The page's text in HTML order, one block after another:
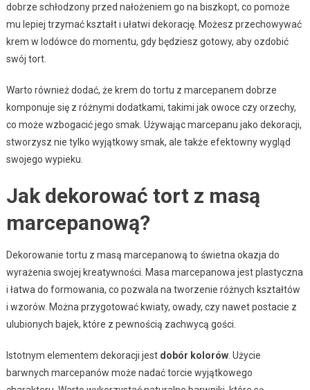
dobrze schłodzony przed nałożeniem go na biszkopt, co pomoże
mu lepiej trzymać kształt i ułatwi dekorację. Możesz przechowywać
krem w lodówce do momentu, gdy będziesz gotowy, aby ozdobić
swój tort.
Warto również dodać, że krem do tortu z marcepanem dobrze
komponuje się z różnymi dodatkami, takimi jak owoce czy orzechy,
co może wzbogacić jego smak. Używając marcepanu jako dekoracji,
stworzysz nie tylko wyjątkowy smak, ale także efektowny wygląd
swojego wypieku.
Jak dekorować tort z masą
marcepanową?
Dekorowanie tortu z masą marcepanową to świetna okazja do
wyrażenia swojej kreatywności. Masa marcepanowa jest plastyczna
i łatwa do formowania, co pozwala na tworzenie różnych kształtów
i wzorów. Można przygotować kwiaty, owady, czy nawet postacie z
ulubionych bajek, które z pewnością zachwycą gości.
Istotnym elementem dekoracji jest dobór kolorów. Użycie
barwnych marcepanów może nadać torcie wyjątkowego